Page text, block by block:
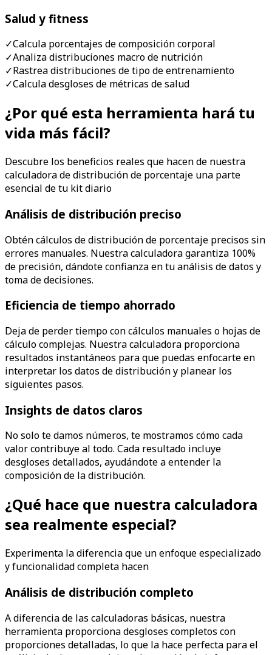
Salud y fitness
✓Calcula porcentajes de composición corporal
✓Analiza distribuciones macro de nutrición
✓Rastrea distribuciones de tipo de entrenamiento
✓Calcula desgloses de métricas de salud
¿Por qué esta herramienta hará tu
vida más fácil?
Descubre los beneficios reales que hacen de nuestra
calculadora de distribución de porcentaje una parte
esencial de tu kit diario
Análisis de distribución preciso
Obtén cálculos de distribución de porcentaje precisos sin
errores manuales. Nuestra calculadora garantiza 100%
de precisión, dándote confianza en tu análisis de datos y
toma de decisiones.
Eficiencia de tiempo ahorrado
Deja de perder tiempo con cálculos manuales o hojas de
cálculo complejas. Nuestra calculadora proporciona
resultados instantáneos para que puedas enfocarte en
interpretar los datos de distribución y planear los
siguientes pasos.
Insights de datos claros
No solo te damos números, te mostramos cómo cada
valor contribuye al todo. Cada resultado incluye
desgloses detallados, ayudándote a entender la
composición de la distribución.
¿Qué hace que nuestra calculadora
sea realmente especial?
Experimenta la diferencia que un enfoque especializado
y funcionalidad completa hacen
Análisis de distribución completo
A diferencia de las calculadoras básicas, nuestra
herramienta proporciona desgloses completos con
proporciones detalladas, lo que la hace perfecta para el